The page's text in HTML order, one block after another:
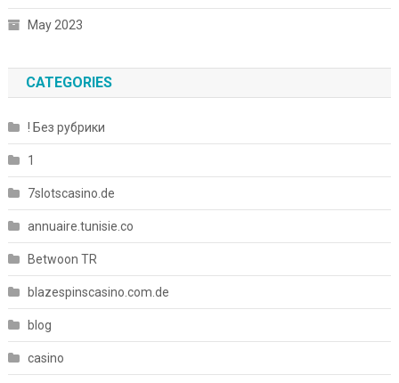
May 2023
CATEGORIES
! Без рубрики
1
7slotscasino.de
annuaire.tunisie.co
Betwoon TR
blazespinscasino.com.de
blog
casino